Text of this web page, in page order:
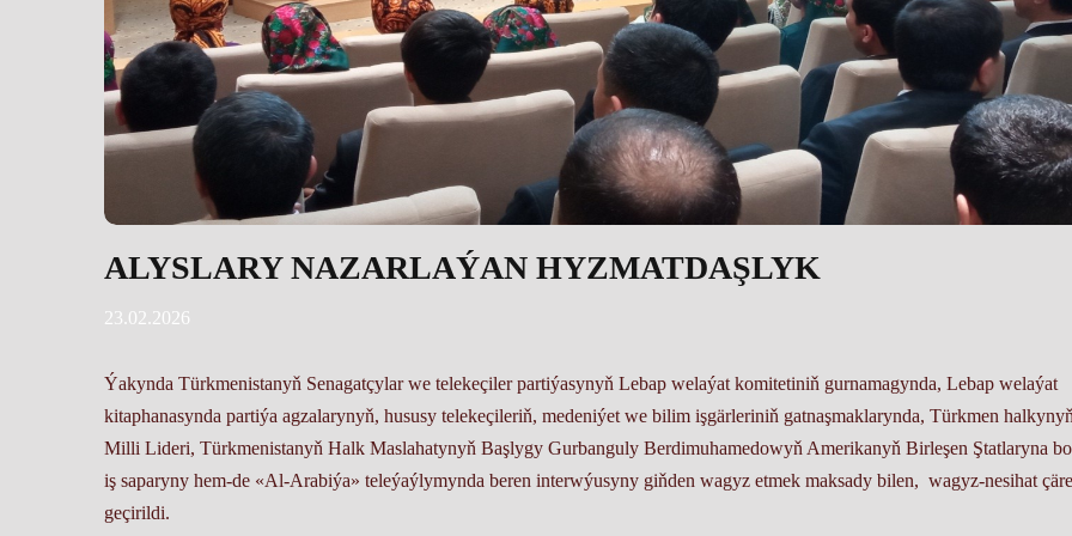
ALYSLARY NAZARLAÝAN HYZMATDAŞLYK
23.02.2026
Ýakynda Türkmenistanyň Senagatçylar we telekeçiler partiýasynyň Lebap welaýat komitetiniň gurnamagynda, Lebap welaýat
kitaphanasynda partiýa agzalarynyň, hususy telekeçileriň, medeniýet we bilim işgärleriniň gatnaşmaklarynda, Türkmen
Milli Lideri, Türkmenistanyň Halk Maslahatynyň Başlygy Gurbanguly Berdimuhamedowyň Amerikanyň Birleşen Ştatlaryna
iş saparyny hem-de «Al-Arabiýa» teleýaýlymynda beren interwýusyny giňden wagyz etmek maksady bilen, wagyz-nesihat
geçirildi.